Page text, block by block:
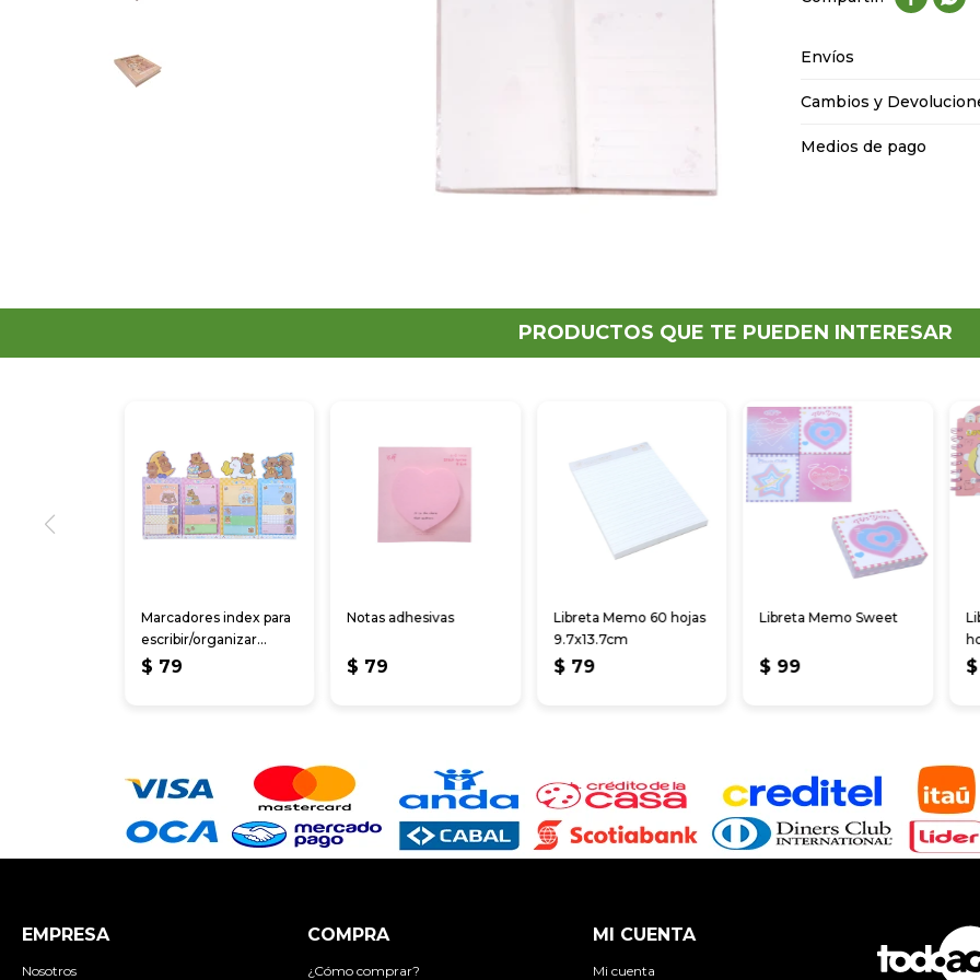
Envíos
Cambios y
Medios de pago
PRODUCTOS QUE TE PUEDEN INTERESAR
Marcadores index para
escribir/organizar
archivos/notas
$ 79
Notas adhesivas
$ 79
Libreta Memo 60 hojas
9.7x13.7cm
$ 79
Libreta Memo Sweet
$ 99 $
EMPRESA
Nosotros
COMPRA
¿Cómo comprar?
MI CUENTA
Mi cuenta